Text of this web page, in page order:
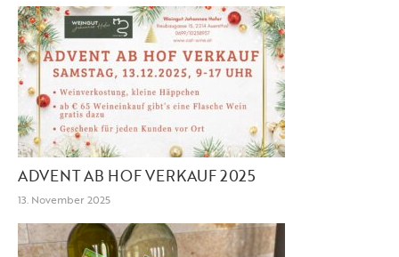
ADVENT AB HOF VERKAUF 2025
13. November 2025